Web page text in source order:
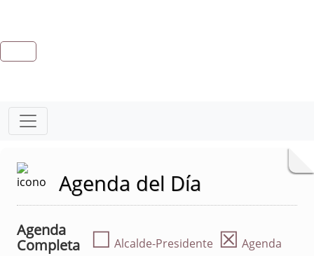
Agenda del Día
Agenda
Completa
☐ Alcalde-Presidente ☒ Agenda